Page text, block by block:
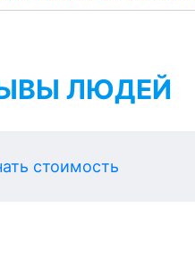
ЛЮДЕЙ
стоимость